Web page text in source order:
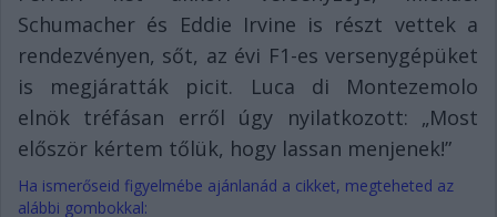
Schumacher és Eddie Irvine is részt vettek a
rendezvényen, sőt, az évi F1-es versenygépüket
is megjáratták picit. Luca di Montezemolo
elnök tréfásan erről úgy nyilatkozott: „Most
először kértem tőlük, hogy lassan menjenek!”
Ha ismerőseid figyelmébe ajánlanád a cikket, megteheted az
alábbi gombokkal: